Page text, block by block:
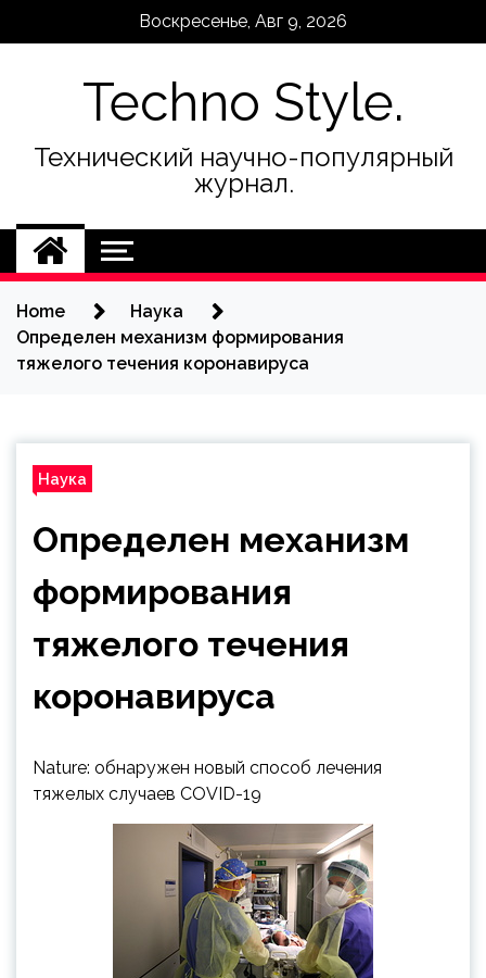
Воскресенье, Авг 9, 2026
Techno Style.
Технический научно-популярный
журнал.
Home
Наука
Определен механизм формирования
тяжелого течения коронавируса
Наука
Определен механизм
формирования
тяжелого течения
коронавируса
Nature: обнаружен новый способ лечения
тяжелых случаев COVID-19